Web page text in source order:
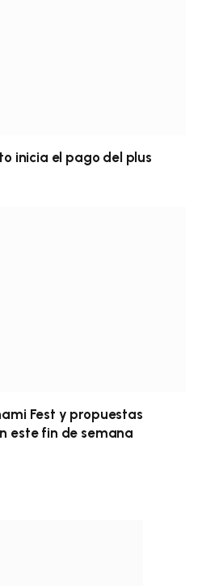
inicia el pago del plus
Fest y propuestas
este fin de semana